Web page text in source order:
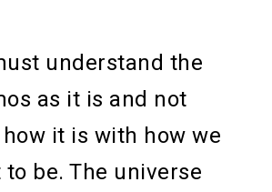
understand the
as it is and not
it is with how we
be. The universe